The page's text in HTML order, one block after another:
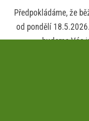
Předpokládáme, že
od pondělí
budeme Vás